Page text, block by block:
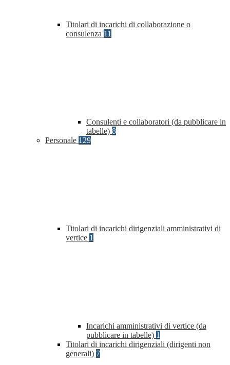
Titolari di incarichi di collaborazione o
consulenza 11
Consulenti e collaboratori (da pubblicare in
tabelle) 8
Personale 129
Titolari di incarichi dirigenziali amministrativi di
vertice 1
Incarichi amministrativi di vertice (da
pubblicare in tabelle) 1
Titolari di incarichi dirigenziali (dirigenti non
generali) 7